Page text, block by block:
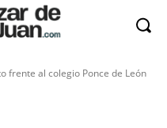
frente al colegio Ponce de León